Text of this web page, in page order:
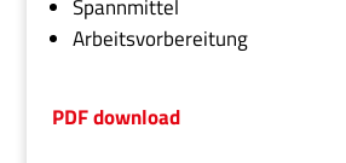
Spannmittel
Arbeitsvorbereitung
PDF download